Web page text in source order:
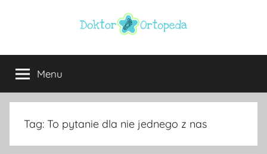
Doktor
ortopeda
Warszawa
usg
Warszawa,
ginekolog,
urolog,
Menu
Tag: To pytanie dla nie jednego z nas